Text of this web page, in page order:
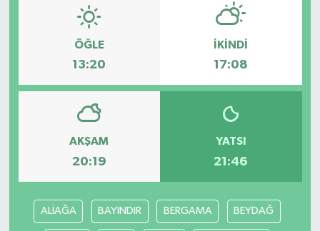
ÖĞLE
13:20
İKINDI
17:08
AKŞAM
20:19
YATSI
21:46
ALİAĞA BAYINDIR BERGAMA BEYDAĞ